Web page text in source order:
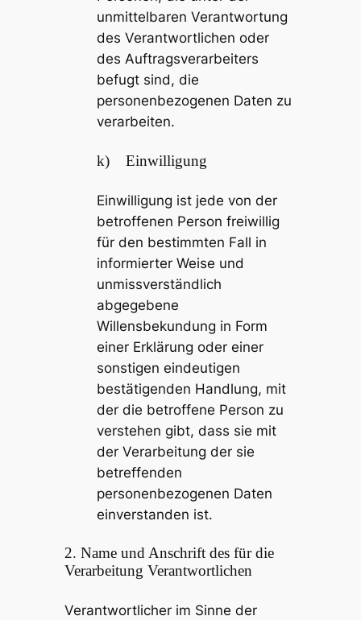
unmittelbaren Verantwortung
des Verantwortlichen oder
des Auftragsverarbeiters
befugt sind, die
personenbezogenen Daten zu
verarbeiten.
k) Einwilligung
Einwilligung ist jede von der
betroffenen Person freiwillig
für den bestimmten Fall in
informierter Weise und
unmissverständlich
abgegebene
Willensbekundung in Form
einer Erklärung oder einer
sonstigen eindeutigen
bestätigenden Handlung, mit
der die betroffene Person zu
verstehen gibt, dass sie mit
der Verarbeitung der sie
betreffenden
personenbezogenen Daten
einverstanden ist.
2. Name und Anschrift des für die
Verarbeitung Verantwortlichen
Verantwortlicher im Sinne der